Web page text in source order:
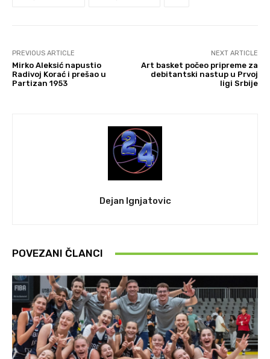
PREVIOUS ARTICLE
Mirko Aleksić napustio
Radivoj Korać i prešao u
Partizan 1953
NEXT ARTICLE
Art basket počeo pripreme za
debitantski nastup u Prvoj
ligi Srbije
Dejan Ignjatovic
POVEZANI ČLANCI